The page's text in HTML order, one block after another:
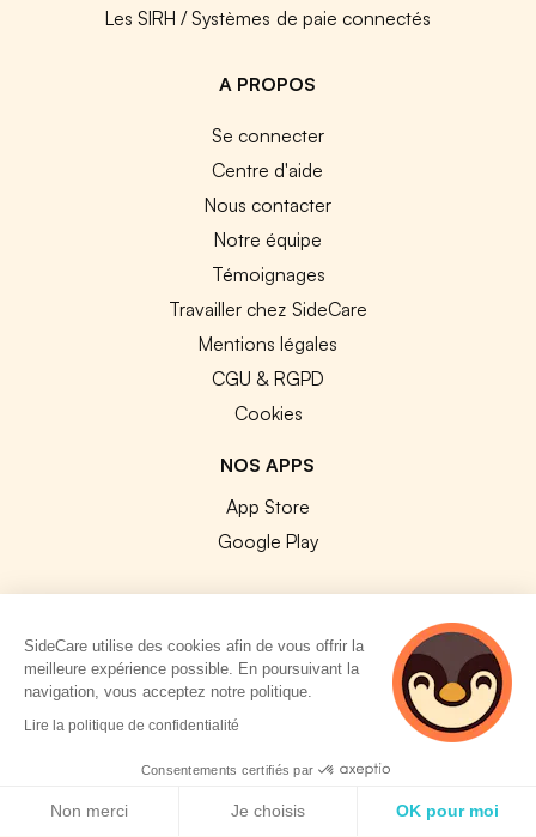
Les SIRH / Systèmes de paie connectés
A PROPOS
Se connecter
Centre d'aide
Nous contacter
Notre équipe
Témoignages
Travailler chez SideCare
Mentions légales
CGU & RGPD
Cookies
NOS APPS
App Store
Google Play
© 2026 SideCare. Tous droits réservés.
SideCare utilise des cookies afin de vous offrir la
meilleure expérience possible. En poursuivant la
navigation, vous acceptez notre politique.
Lire la politique de confidentialité
Consentements certifiés par
Non merci Je choisis OK pour moi
4 personnes
consultent
actuellement cette